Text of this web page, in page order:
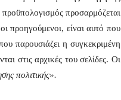
προσαρμόζεται
προηγούμενοι, είναι αυτό που
παρουσιάζει η συγκεκριμένη
στις αρχικές του σελίδες. Οι
πολιτικής».